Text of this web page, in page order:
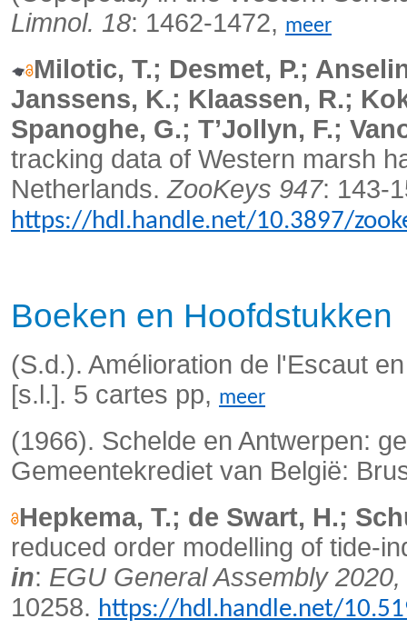
Limnol. 18: 1462-1472, meer
Milotic, T.; Desmet, P.;
Janssens, K.; Klaassen, R.;
Spanoghe, G.; T’Jollyn, F.;
tracking data of Western marsh
Netherlands.ZooKeys 947: 143-
https://hdl.handle.net/10.3897/
Boeken en Hoofdstukken
(S.d.). Amélioration de l'Escaut
[s.l.]. 5 cartes pp, meer
(1966). Schelde en Antwerpen:
Gemeentekrediet van België:
Hepkema, T.; de Swart, H.;
reduced order modelling of tide-
in: EGU General Assembly
10258. https://hdl.handle.net/